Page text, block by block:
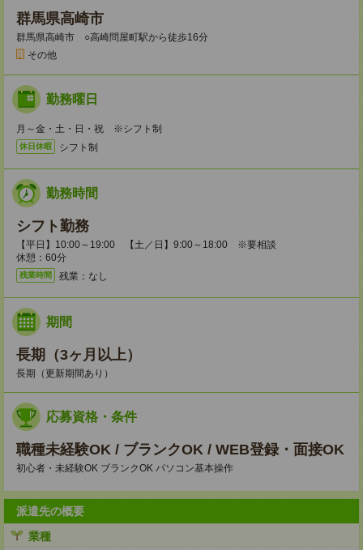
群馬県高崎市
群馬県高崎市 ○高崎問屋町駅から徒歩16分
その他
勤務曜日
月～金・土・日・祝 ※シフト制
休日休暇 シフト制
勤務時間
シフト勤務
【平日】10:00～19:00 【土／日】9:00～18:00 ※要相談
休憩：60分
残業時間 残業：なし
期間
長期（3ヶ月以上）
長期（更新期間あり）
応募資格・条件
職種未経験OK / ブランクOK / WEB登録・面接OK
初心者・未経験OK ブランクOK パソコン基本操作
派遣先の概要
業種